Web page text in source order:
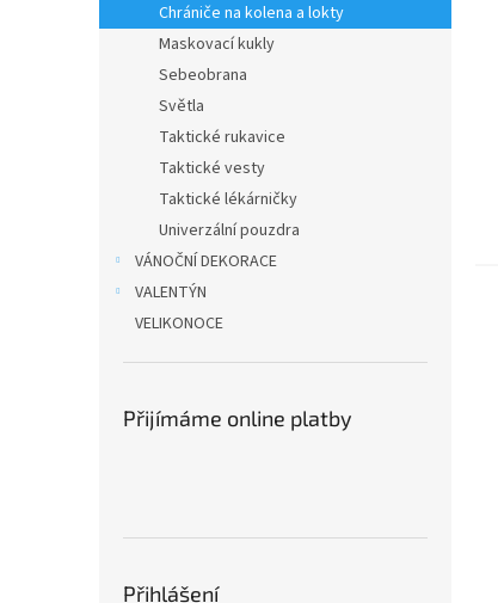
Chrániče na kolena a lokty
Maskovací kukly
Sebeobrana
Světla
Taktické rukavice
Taktické vesty
Taktické lékárničky
Univerzální pouzdra
VÁNOČNÍ DEKORACE
VALENTÝN
VELIKONOCE
Přijímáme online platby
Přihlášení